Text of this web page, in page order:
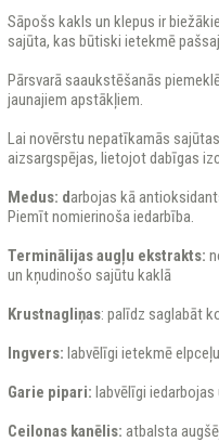
Sāpošs kakls un klepus ir
sajūta, kas būtiski ietekmē
Pārsvarā saaukstēšanās
jaunajiem apstākļiem.
Lai novērstu nepatīkamās
aizsargspējas, lietojot dabīgas
Medus: darbojas kā
Piemīt nomierinoša iedarbība.
Terminālijas augļu ekstrakts:
un kņudinošo sajūtu kaklā
Krustnagliņas: palīdz saglabāt
Ingvers: labvēlīgi ietekmē
Garie pipari: labvēlīgi
Ceilonas kanēlis: atbalsta